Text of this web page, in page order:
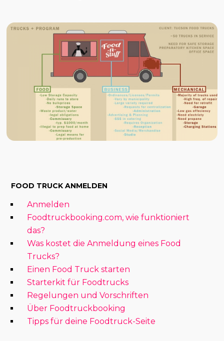
FOOD TRUCK ANMELDEN
Anmelden
Foodtruckbooking.com, wie funktioniert
das?
Was kostet die Anmeldung eines Food
Trucks?
Einen Food Truck starten
Starterkit für Foodtrucks
Regelungen und Vorschriften
Über Foodtruckbooking
Tipps für deine Foodtruck-Seite